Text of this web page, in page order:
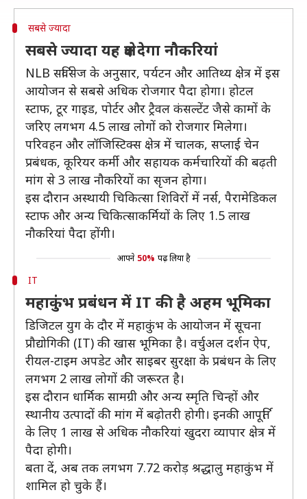
सबसे ज्यादा
सबसे ज्यादा यह क्षेत्र देगा नौकरियां
NLB सर्विसेज के अनुसार, पर्यटन और आतिथ्य क्षेत्र में इस
आयोजन से सबसे अधिक रोजगार पैदा होगा। होटल
स्टाफ, टूर गाइड, पोर्टर और ट्रैवल कंसल्टेंट जैसे कामों के
जरिए लगभग 4.5 लाख लोगों को रोजगार मिलेगा।
परिवहन और लॉजिस्टिक्स क्षेत्र में चालक, सप्लाई चेन
प्रबंधक, कूरियर कर्मी और सहायक कर्मचारियों की बढ़ती
मांग से 3 लाख नौकरियाें का सृजन होगा।
इस दौरान अस्थायी चिकित्सा शिविरों में नर्स, पैरामेडिकल
स्टाफ और अन्य चिकित्साकर्मियों के लिए 1.5 लाख
नौकरियां पैदा होंगी।
आपने 50% पढ़ लिया है
IT
महाकुंभ प्रबंधन में IT की है अहम भूमिका
डिजिटल युग के दौर में महाकुंभ के आयोजन में सूचना
प्रौद्योगिकी (IT) की खास भूमिका है। वर्चुअल दर्शन ऐप,
रीयल-टाइम अपडेट और साइबर सुरक्षा के प्रबंधन के लिए
लगभग 2 लाख लोगों की जरूरत है।
इस दौरान धार्मिक सामग्री और अन्य स्मृति चिन्हों और
स्थानीय उत्पादों की मांग में बढ़ोतरी होगी। इनकी आपूर्ति
के लिए 1 लाख से अधिक नौकरियां खुदरा व्यापार क्षेत्र में
पैदा होगी।
बता दें, अब तक लगभग 7.72 करोड़ श्रद्धालु महाकुंभ में
शामिल हो चुके हैं।